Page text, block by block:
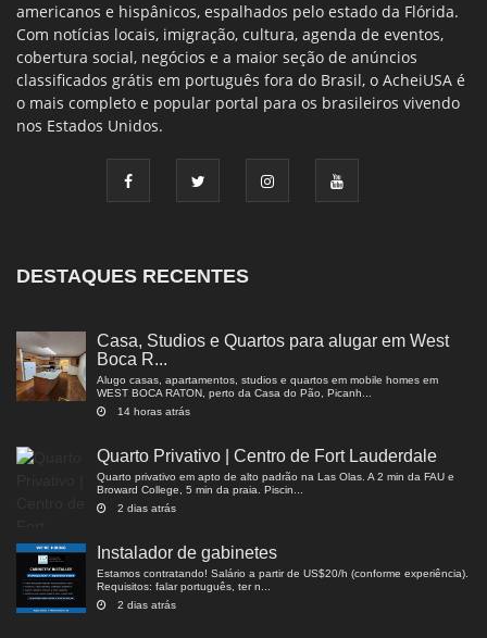
americanos e hispânicos, espalhados pelo estado da Flórida.
Com notícias locais, imigração, cultura, agenda de eventos,
cobertura social, negócios e a maior seção de anúncios
classificados grátis em português fora do Brasil, o AcheiUSA é
o mais completo e popular portal para os brasileiros vivendo
nos Estados Unidos.
DESTAQUES RECENTES
Casa, Studios e Quartos para alugar em West
Boca R...
Alugo casas, apartamentos, studios e quartos em mobile homes em
WEST BOCA RATON, perto da Casa do Pão, Picanh...
14 horas atrás
Quarto Privativo | Centro de Fort Lauderdale
Quarto privativo em apto de alto padrão na Las Olas. A 2 min da FAU e
Broward College, 5 min da praia. Piscin...
2 dias atrás
Instalador de gabinetes
Estamos contratando! Salário a partir de US$20/h (conforme experiência).
Requisitos: falar português, ter n...
2 dias atrás